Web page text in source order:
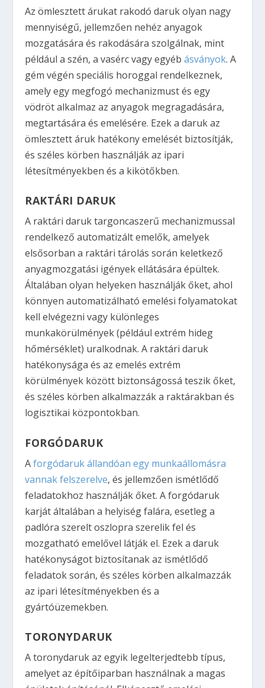
Az ömlesztett árukat rakodó daruk olyan nagy
mennyiségű, jellemzően nehéz anyagok
mozgatására és rakodására szolgálnak, mint
például a szén, a vasérc vagy egyébásványok. A
gém végén speciális horoggal rendelkeznek,
amely egy megfogó mechanizmust és egy
vödröt alkalmaz az anyagok megragadására,
megtartására és emelésére. Ezek a daruk az
ömlesztett áruk hatékony emelését biztosítják,
és széles körben használják az ipari
létesítményekben és a kikötőkben.
RAKTÁRI DARUK
A raktári daruk targoncaszerű mechanizmussal
rendelkező automatizált emelők, amelyek
elsősorban a raktári tárolás során keletkező
anyagmozgatási igények ellátására épültek.
Általában olyan helyeken használják őket, ahol
könnyen automatizálható emelési folyamatokat
kell elvégezni vagy különleges
munkakörülmények (például extrém hideg
hőmérséklet) uralkodnak. A raktári daruk
hatékonysága és az emelés extrém
körülmények között biztonságossá teszik őket,
és széles körben alkalmazzák a raktárakban és
logisztikai központokban.
FORGÓDARUK
Aforgódaruk állandóan egy munkaállomásra
vannak felszerelve, és jellemzően ismétlődő
feladatokhoz használják őket. A forgódaruk
karját általában a helyiség falára, esetleg a
padlóra szerelt oszlopra szerelik fel és
mozgatható emelővel látják el. Ezek a daruk
hatékonyságot biztosítanak az ismétlődő
feladatok során, és széles körben alkalmazzák
az ipari létesítményekben és a
gyártóüzemekben.
TORONYDARUK
A toronydaruk az egyik legelterjedtebb típus,
amelyet az építőiparban használnak a magas